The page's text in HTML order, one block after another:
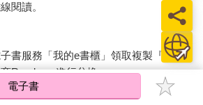
閱讀。
書服務「我的e書櫃」領取複製『兌換
Readmoo進行兌換。
電子書